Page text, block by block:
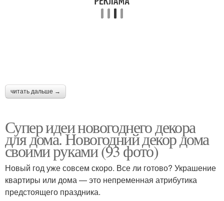
читать дальше →
Супер идеи новогоднего декора
для дома. Новогодний декор дома
своими руками (93 фото)
Новый год уже совсем скоро. Все ли готово? Украшение
квартиры или дома — это непременная атрибутика
предстоящего праздника.